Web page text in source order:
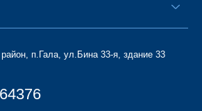
район, п.Гала, ул.Бина 33-я, здание 33